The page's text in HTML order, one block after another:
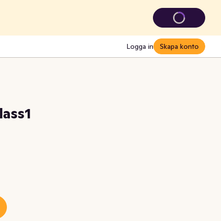
Logga in Skapa konto